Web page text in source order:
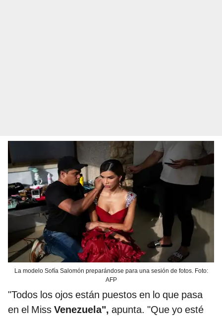
La modelo Sofía Salomón preparándose para una sesión de fotos. Foto:
AFP
"Todos los ojos están puestos en lo que pasa
en el Miss Venezuela", apunta. "Que yo esté